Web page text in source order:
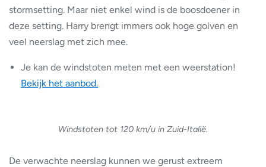
stormsetting. Maar niet enkel wind is de boosdoener in
deze setting. Harry brengt immers ook hoge golven en
veel neerslag met zich mee.
Je kan de windstoten meten met een weerstation!
Bekijk het aanbod.
Windstoten tot 120 km/u in Zuid-Italië.
De verwachte neerslag kunnen we gerust extreem